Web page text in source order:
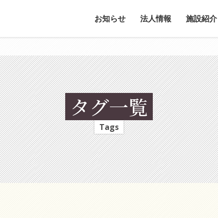
お知らせ 法人情報 施設紹介
タグ一覧
Tags